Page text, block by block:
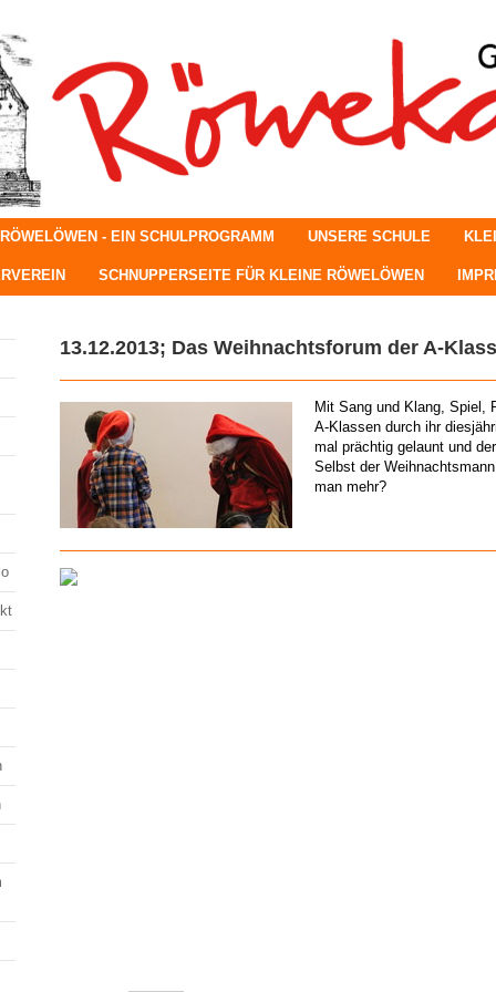
- EIN SCHULPROGRAMM UNSERE SCHULE
SCHNUPPERSEITE FÜR KLEINE RÖWELÖWEN
13.12.2013; Das Weihnachtsforum der A-
Mit Sang und Klang, Spiel,
A-Klassen durch ihr
mal prächtig gelaunt und
Selbst der
man mehr?